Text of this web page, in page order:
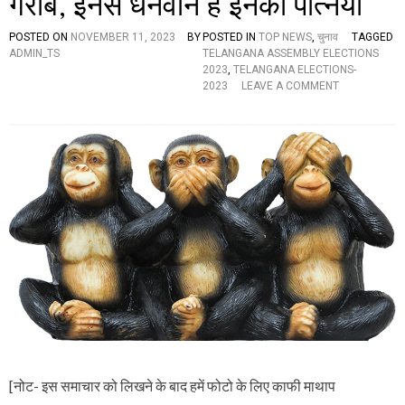
क
न
व
ज
तो
आ
एं
गे
सू
POSTED ON NOVEMBER 11, 2023
BY
ADMIN_TS
POSTED IN TOP NEWS चुनाव
TAGGED
TELANGANA ASSEMBLY ELECTIONS
2023 TELANGANA ELECTIONS-
2023
LEAVE A COMMENTO
गा
ना
के
1
2
प्र
भा
व
शा
ली
उ
म्मी
द
[नोट- इस समाचार को लिखने के बाद हमें फोटो के लिए काफी माथाप